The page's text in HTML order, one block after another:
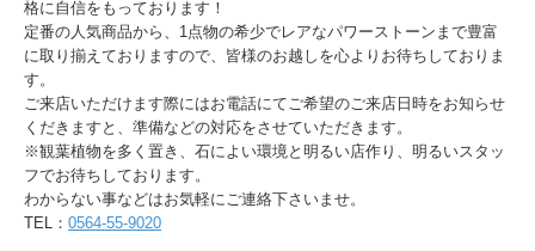
格に自信をもっております！
定番の人気商品から、1点物の希少でレアなパワーストーンまで豊富
に取り揃えておりますので、皆様のお越しを心よりお待ちしておりま
す。
ご来店いただけます際にはお電話にてご希望のご来店日時をお知らせ
くだきますと、準備などの対応をさせていただきます。
※観葉植物を多く置き、石によい環境と明るい店作り、明るいスタッ
フでお待ちしております。
わからない事などはお気軽にご連絡下さいませ。
TEL： 0564-55-9020